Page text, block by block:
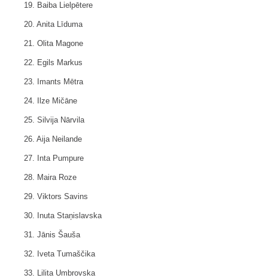
19. Baiba Lielpētere
20. Anita Līduma
21. Olita Magone
22. Egils Markus
23. Imants Mētra
24. Ilze Mičāne
25. Silvija Nārvila
26. Aija Neilande
27. Inta Pumpure
28. Maira Roze
29. Viktors Savins
30. Inuta Staņislavska
31. Jānis Šauša
32. Iveta Tumaščika
33. Lilita Umbrovska